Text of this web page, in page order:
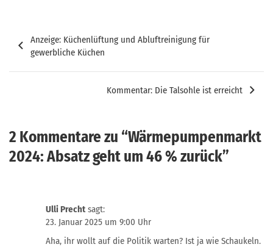
Beitragsnavigation
Anzeige: Küchenlüftung und Abluftreinigung für
gewerbliche Küchen
Kommentar: Die Talsohle ist erreicht
2 Kommentare zu “Wärmepumpenmarkt
2024: Absatz geht um 46 % zurück”
Ulli Precht sagt:
23. Januar 2025 um 9:00 Uhr
Aha, ihr wollt auf die Politik warten? Ist ja wie Schaukeln.